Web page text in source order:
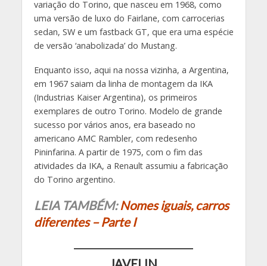
variação do Torino, que nasceu em 1968, como
uma versão de luxo do Fairlane, com carrocerias
sedan, SW e um fastback GT, que era uma espécie
de versão ‘anabolizada’ do Mustang.
Enquanto isso, aqui na nossa vizinha, a Argentina,
em 1967 saiam da linha de montagem da IKA
(Industrias Kaiser Argentina), os primeiros
exemplares de outro Torino. Modelo de grande
sucesso por vários anos, era baseado no
americano AMC Rambler, com redesenho
Pininfarina. A partir de 1975, com o fim das
atividades da IKA, a Renault assumiu a fabricação
do Torino argentino.
LEIA TAMBÉM:Nomes iguais, carros
diferentes – Parte I